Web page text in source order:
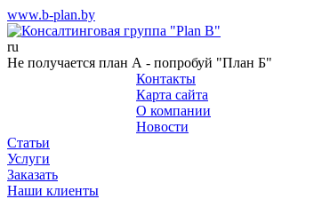
www.b-plan.by
ru
Не получается план А - попробуй "План Б"
Контакты
Карта сайта
О компании
Новости
Статьи
Услуги
Заказать
Наши клиенты